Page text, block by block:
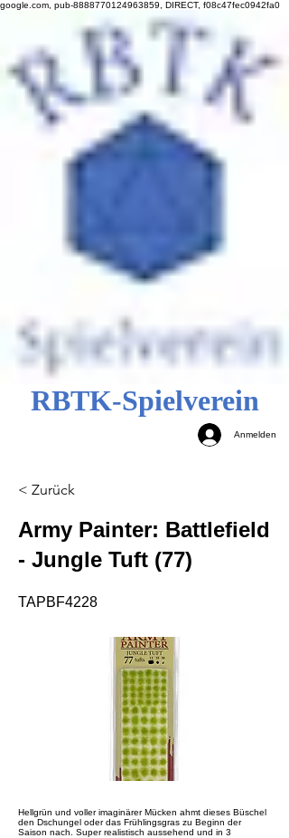
google.com, pub-8888770124963859, DIRECT, f08c47fec0942fa0
RBTK-Spielverein
Anmelden
< Zurück
Army Painter: Battlefield
- Jungle Tuft (77)
TAPBF4228
Hellgrün und voller imaginärer Mücken ahmt dieses Büschel
den Dschungel oder das Frühlingsgras zu Beginn der
Saison nach. Super realistisch aussehend und in 3